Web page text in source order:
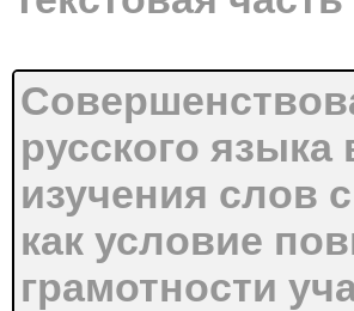
русского языка
изучения слов
как условие
грамотности